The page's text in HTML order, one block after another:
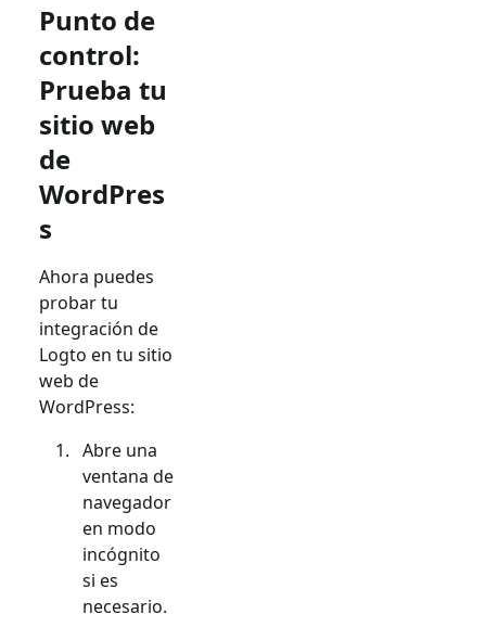
Punto de
control:
Prueba tu
sitio web
de
WordPres
s
Ahora puedes
probar tu
integración de
Logto en tu sitio
web de
WordPress:
Abre una
ventana de
navegador
en modo
incógnito
si es
necesario.